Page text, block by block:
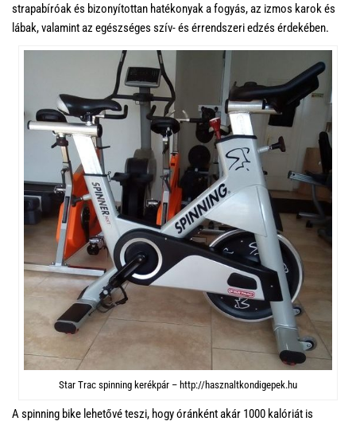
strapabíróak és bizonyítottan hatékonyak a fogyás, az izmos karok és
lábak, valamint az egészséges szív- és érrendszeri edzés érdekében.
Star Trac spinning kerékpár – http://hasznaltkondigepek.hu
A spinning bike lehetővé teszi, hogy óránként akár 1000 kalóriát is